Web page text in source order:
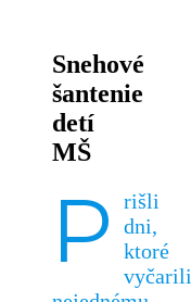
Snehové
šantenie
detí
MŠ
P
rišli
dni,
ktoré
vyčarili